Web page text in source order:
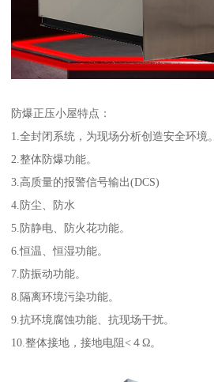
防爆正压小屋特点：
1.全封闭系统，为现场分析创造安全环境。
2.整体防爆功能。
3.高质量的报警信号输出(DCS)
4.防尘、防水
5.防静电、防火花功能。
6.恒温、恒湿功能。
7.防振动功能。
8.隔离环境污染功能。
9.抗环境腐蚀功能、抗现场干扰。
10.整体接地，接地电阻<４Ω。